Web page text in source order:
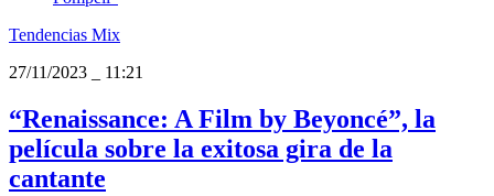
Tendencias Mix
27/11/2023
11:21
“Renaissance: A Film by Beyoncé”, la
película sobre la exitosa gira de la
cantante